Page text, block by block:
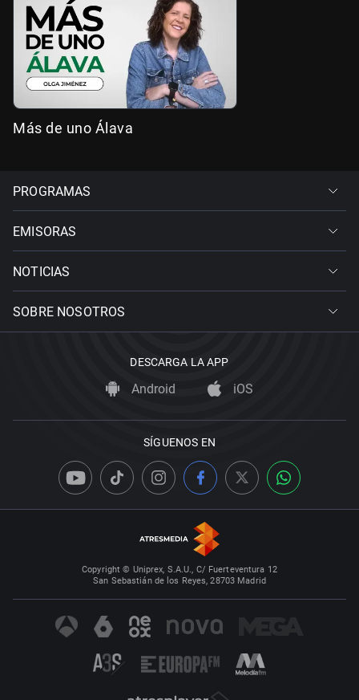
Más de uno Álava
PROGRAMAS
EMISORAS
NOTICIAS
SOBRE NOSOTROS
DESCARGA LA APP
Android iOS
SÍGUENOS EN
Copyright © Uniprex, S.A.U., C/ Fuerteventura 12
San Sebastián de los Reyes, 28703 Madrid